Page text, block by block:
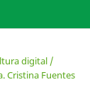
digital /
Cristina Fuentes